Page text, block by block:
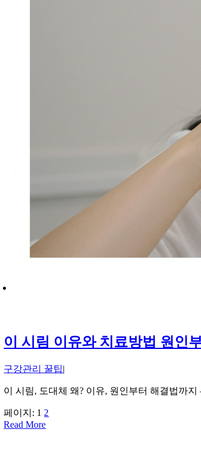
이 시림 이유와 치료방법 원인
구강관리 꿀팁|
이 시림, 도대체 왜? 이유, 원인부터 해결법까
페이지: 1 2
Read More